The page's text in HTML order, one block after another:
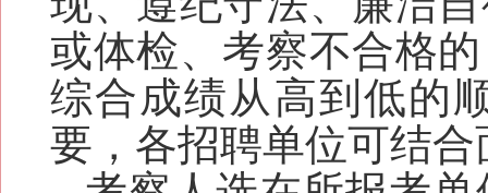
或体检、考察不合格
综合成绩从高到低的
要，各招聘单位可结